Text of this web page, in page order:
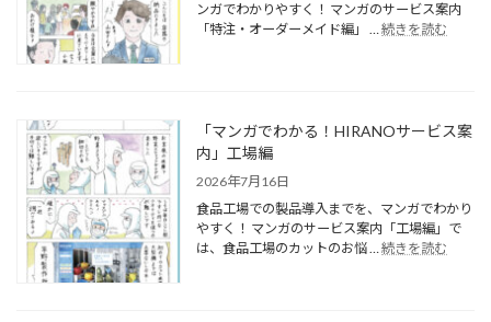
ンガでわかりやすく！ マンガのサービス案内
「特注・オーダーメイド編」 …続きを読む
「マンガでわかる！HIRANOサービス案
内」工場編
2026年7月16日
食品工場での製品導入までを、マンガでわかり
やすく！ マンガのサービス案内「工場編」で
は、食品工場のカットのお悩 …続きを読む